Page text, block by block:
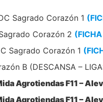
Sagrado Corazón 1
Corazón 2
Sagrado Corazón 1
B (DESCANSA –
Agrotiendas F11 –
Agrotiendas F11 –